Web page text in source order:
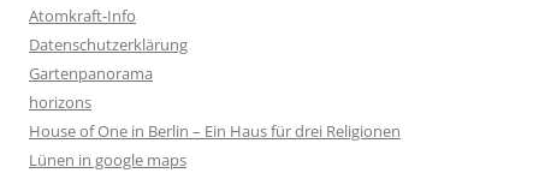
Atomkraft-Info
Datenschutzerklärung
Gartenpanorama
horizons
House of One in Berlin – Ein Haus für drei Religionen
Lünen in google maps